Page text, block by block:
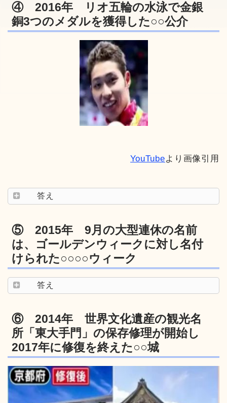
④ 2016年 リオ五輪の水泳で金銀
銅3つのメダルを獲得した○○公介
YouTubeより画像引用
答え
⑤ 2015年 9月の大型連休の名前
は、ゴールデンウィークに対し名付
けられた○○○○ウィーク
答え
⑥ 2014年 世界文化遺産の観光名
所「東大手門」の保存修理が開始し
2017年に修復を終えた○○城